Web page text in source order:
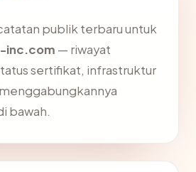
publik terbaru untuk
— riwayat
sertifikat, infrastruktur
bawah.